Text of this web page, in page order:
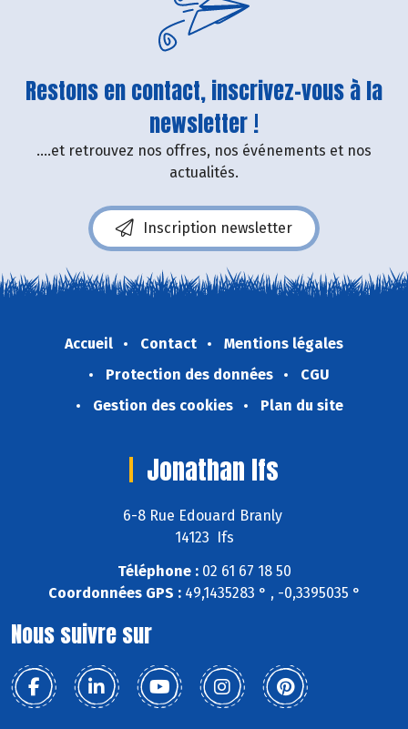
Restons en contact, inscrivez-vous à la
newsletter !
....et retrouvez nos offres, nos événements et nos
actualités.
Inscription newsletter
Accueil Contact
Mentions légales
Protection des données
CGU
Gestion des cookies
Plan du site
Jonathan Ifs
6-8 Rue Edouard Branly
14123 Ifs
Téléphone :02 61 67 18 50
Coordonnées GPS :49,1435283 ° , -0,3395035 °
Nous suivre sur